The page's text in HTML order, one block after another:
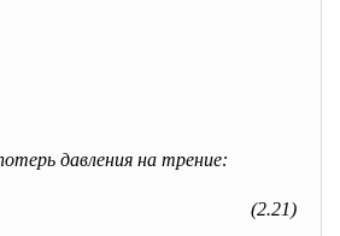
давления на трение:
(2.21)